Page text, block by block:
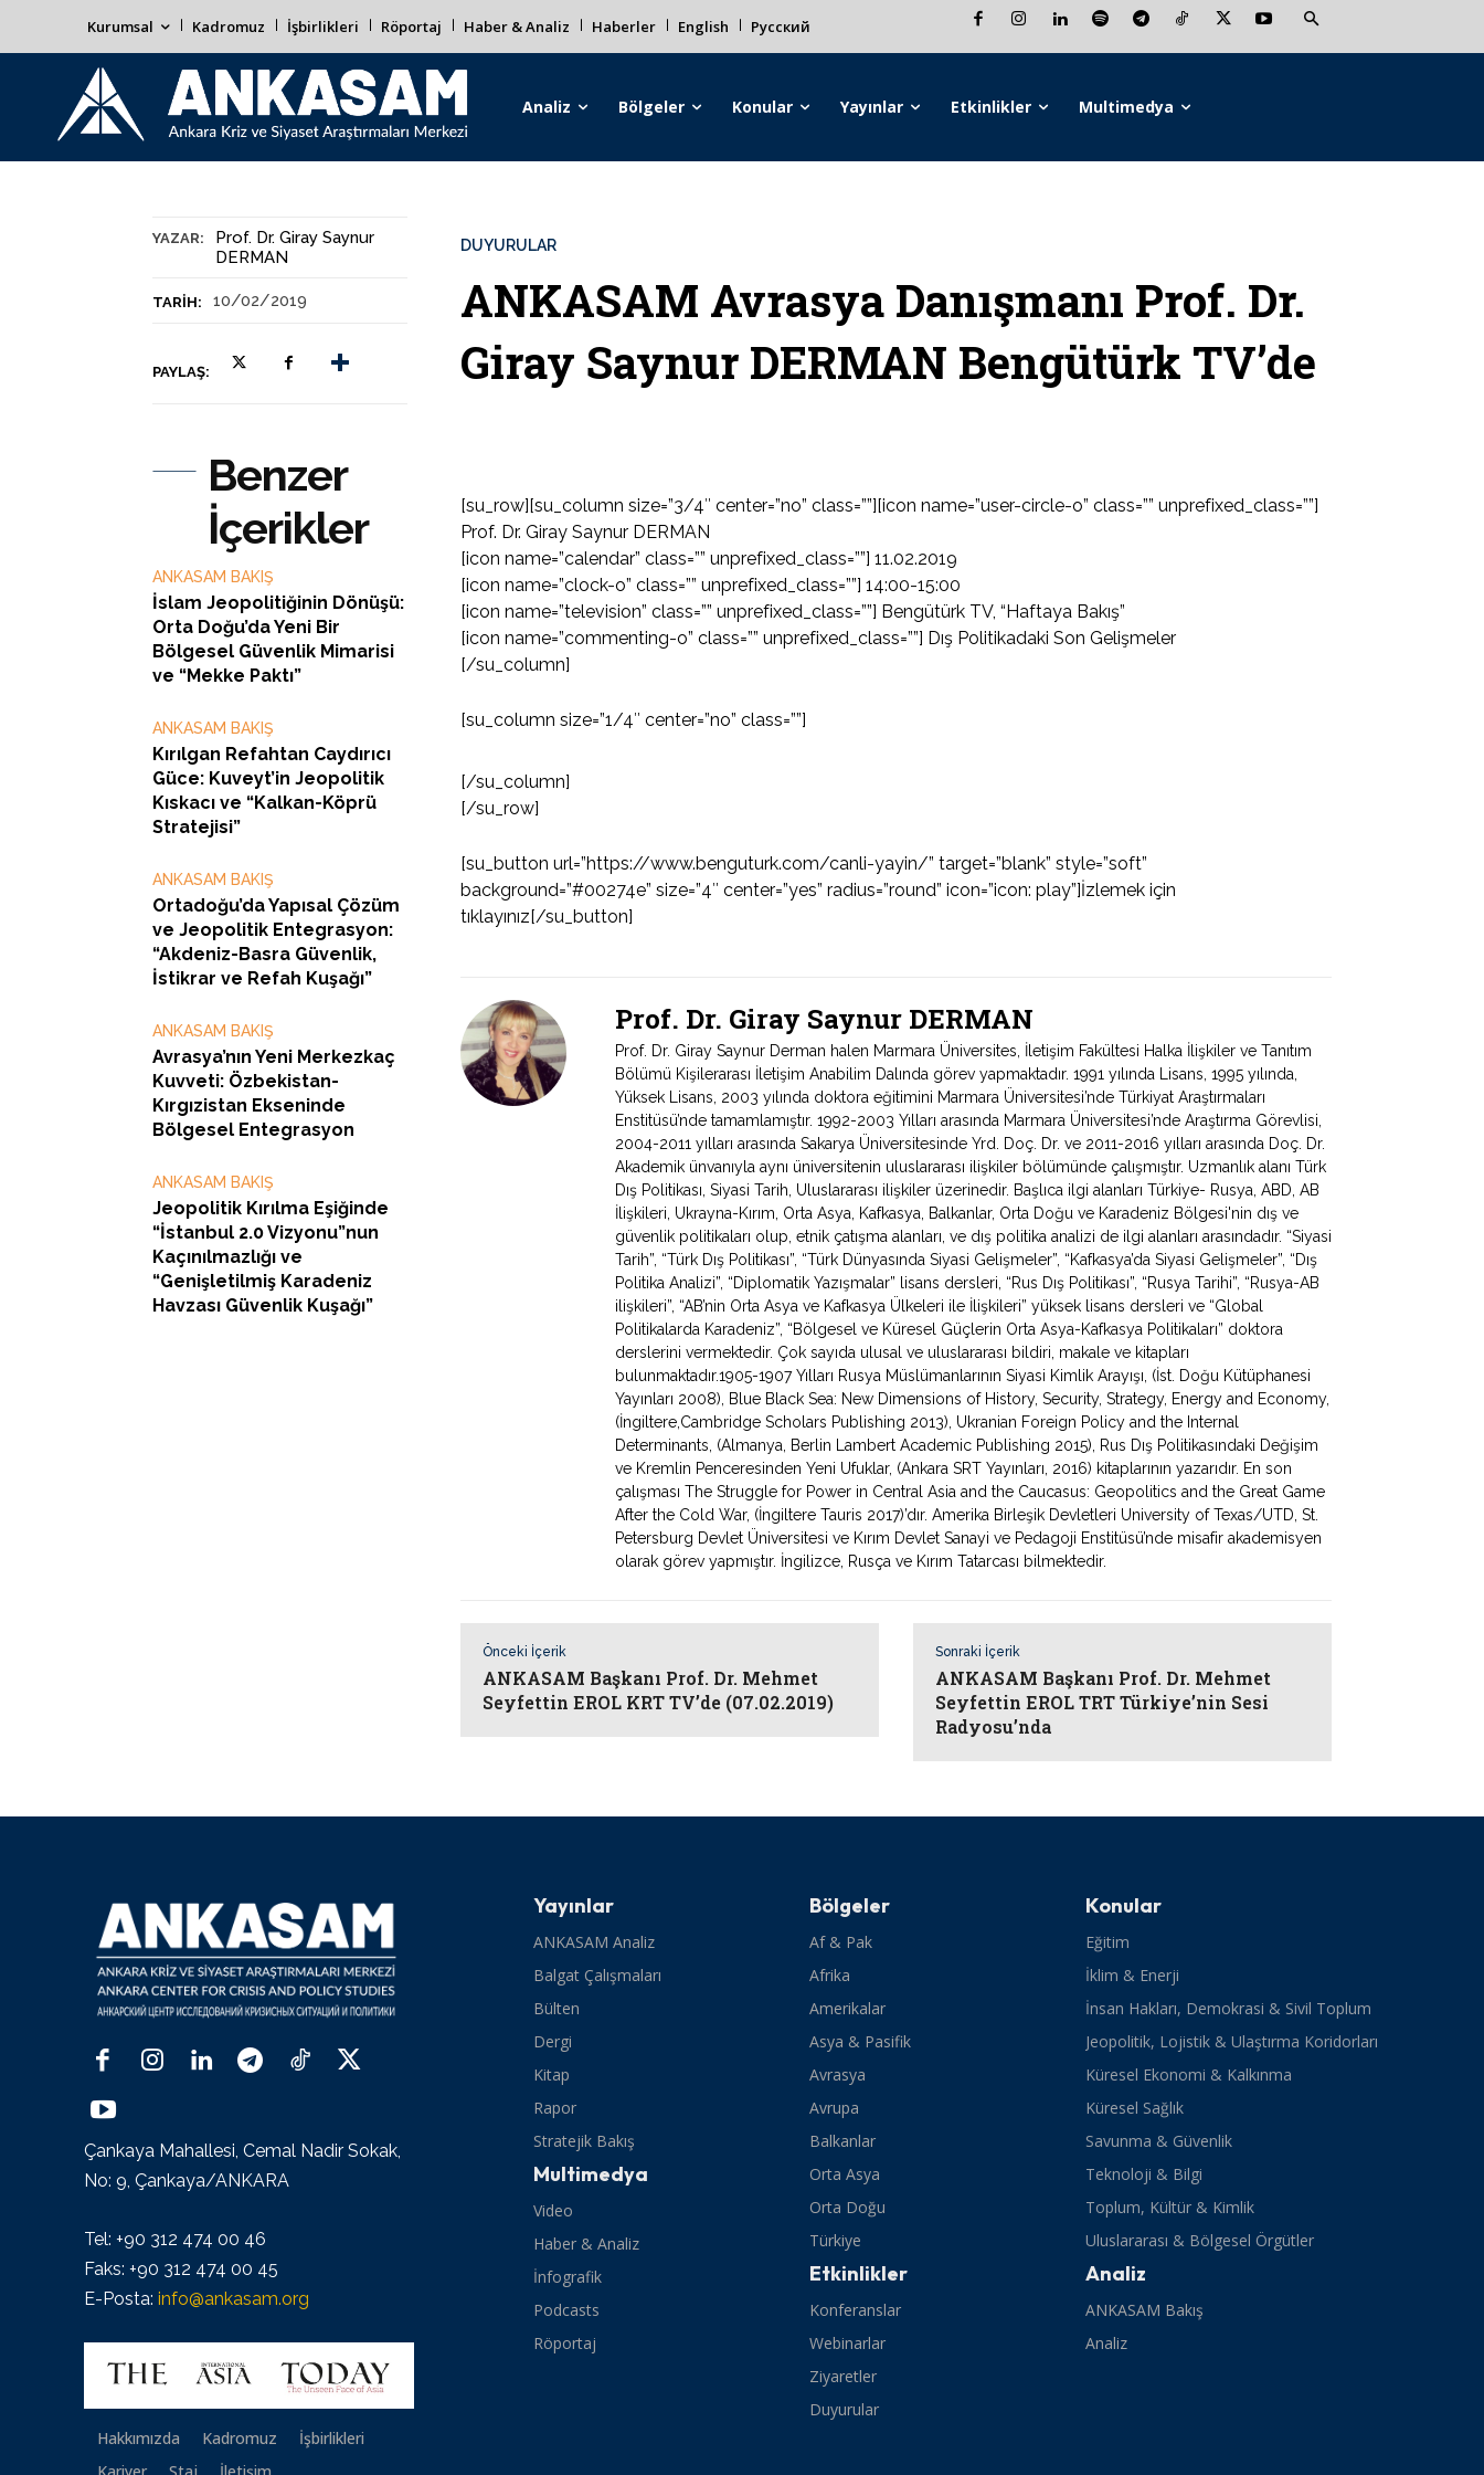
Kurumsal Kadromuz İşbirlikleri Röportaj Haber & Analiz Haberler English Русский
Analiz Bölgeler Konular Yayınlar Etkinlikler Multimedya
YAZAR:
Prof. Dr. Giray Saynur
DERMAN
TARIH: 10/02/2019
PAYLAŞ:
DUYURULAR
ANKASAM Avrasya Danışmanı Prof. Dr.
Giray Saynur DERMAN Bengütürk TV’de
Benzer
İçerikler
ANKASAM BAKIŞ
İslam Jeopolitiğinin Dönüşü:
Orta Doğu’da Yeni Bir
Bölgesel Güvenlik Mimarisi
ve “Mekke Paktı”
ANKASAM BAKIŞ
Kırılgan Refahtan Caydırıcı
Güce: Kuveyt’in Jeopolitik
Kıskacı ve “Kalkan-Köprü
Stratejisi”
ANKASAM BAKIŞ
Ortadoğu’da Yapısal Çözüm
ve Jeopolitik Entegrasyon:
“Akdeniz-Basra Güvenlik,
İstikrar ve Refah Kuşağı”
ANKASAM BAKIŞ
Avrasya’nın Yeni Merkezkaç
Kuvveti: Özbekistan-
Kırgızistan Ekseninde
Bölgesel Entegrasyon
ANKASAM BAKIŞ
Jeopolitik Kırılma Eşiğinde
“İstanbul 2.0 Vizyonu”nun
Kaçınılmazlığı ve
“Genişletilmiş Karadeniz
Havzası Güvenlik Kuşağı”
[su_row][su_column size=”3/4″ center=”no” class=””][icon name=”user-circle-o” class=”” unprefixed_class=””]
Prof. Dr. Giray Saynur DERMAN
[icon name=”calendar” class=”” unprefixed_class=””] 11.02.2019
[icon name=”clock-o” class=”” unprefixed_class=””] 14:00-15:00
[icon name=”television” class=”” unprefixed_class=””] Bengütürk TV, “Haftaya Bakış”
[icon name=”commenting-o” class=”” unprefixed_class=””] Dış Politikadaki Son Gelişmeler
[/su_column]
[su_column size=”1/4″ center=”no” class=””]
[/su_column]
[/su_row]
[su_button url=”https://www.benguturk.com/canli-yayin/” target=”blank” style=”soft”
background=”#00274e” size=”4″ center=”yes” radius=”round” icon=”icon: play”]İzlemek için
tıklayınız[/su_button]
Prof. Dr. Giray Saynur DERMAN
Prof. Dr. Giray Saynur Derman halen Marmara Üniversites, İletişim Fakültesi Halka İlişkiler ve Tanıtım
Bölümü Kişilerarası İletişim Anabilim Dalında görev yapmaktadır. 1991 yılında Lisans, 1995 yılında,
Yüksek Lisans, 2003 yılında doktora eğitimini Marmara Üniversitesi’nde Türkiyat Araştırmaları
Enstitüsü’nde tamamlamıştır. 1992-2003 Yılları arasında Marmara Üniversitesi’nde Araştırma Görevlisi,
2004-2011 yılları arasında Sakarya Üniversitesinde Yrd. Doç. Dr. ve 2011-2016 yılları arasında Doç. Dr.
Akademik ünvanıyla aynı üniversitenin uluslararası ilişkiler bölümünde çalışmıştır. Uzmanlık alanı Türk
Dış Politikası, Siyasi Tarih, Uluslararası ilişkiler üzerinedir. Başlıca ilgi alanları Türkiye- Rusya, ABD, AB
İlişkileri, Ukrayna-Kırım, Orta Asya, Kafkasya, Balkanlar, Orta Doğu ve Karadeniz Bölgesi'nin dış ve
güvenlik politikaları olup, etnik çatışma alanları, ve dış politika analizi de ilgi alanları arasındadır. “Siyasi
Tarih”, “Türk Dış Politikası”, “Türk Dünyasında Siyasi Gelişmeler”, “Kafkasya’da Siyasi Gelişmeler”, “Dış
Politika Analizi”, “Diplomatik Yazışmalar” lisans dersleri, “Rus Dış Politikası”, “Rusya Tarihi”, “Rusya-AB
ilişkileri”, “AB’nin Orta Asya ve Kafkasya Ülkeleri ile İlişkileri” yüksek lisans dersleri ve “Global
Politikalarda Karadeniz”, “Bölgesel ve Küresel Güçlerin Orta Asya-Kafkasya Politikaları” doktora
derslerini vermektedir. Çok sayıda ulusal ve uluslararası bildiri, makale ve kitapları
bulunmaktadır.1905-1907 Yılları Rusya Müslümanlarının Siyasi Kimlik Arayışı, (İst. Doğu Kütüphanesi
Yayınları 2008), Blue Black Sea: New Dimensions of History, Security, Strategy, Energy and Economy,
(İngiltere,Cambridge Scholars Publishing 2013), Ukranian Foreign Policy and the Internal
Determinants, (Almanya, Berlin Lambert Academic Publishing 2015), Rus Dış Politikasındaki Değişim
ve Kremlin Penceresinden Yeni Ufuklar, (Ankara SRT Yayınları, 2016) kitaplarının yazarıdır. En son
çalışması The Struggle for Power in Central Asia and the Caucasus: Geopolitics and the Great Game
After the Cold War, (İngiltere Tauris 2017)’dır. Amerika Birleşik Devletleri University of Texas/UTD, St.
Petersburg Devlet Üniversitesi ve Kırım Devlet Sanayi ve Pedagoji Enstitüsü’nde misafir akademisyen
olarak görev yapmıştır. İngilizce, Rusça ve Kırım Tatarcası bilmektedir.
Önceki İçerik
ANKASAM Başkanı Prof. Dr. Mehmet
Seyfettin EROL KRT TV’de (07.02.2019)
Sonraki İçerik
ANKASAM Başkanı Prof. Dr. Mehmet
Seyfettin EROL TRT Türkiye’nin Sesi
Radyosu’nda
Çankaya Mahallesi, Cemal Nadir Sokak,
No: 9, Çankaya/ANKARA
Tel: +90 312 474 00 46
Faks: +90 312 474 00 45
E-Posta: info@ankasam.org
Hakkımızda Kadromuz
İşbirlikleri
Yayınlar
ANKASAM Analiz
Balgat Çalışmaları
Bülten
Dergi
Kitap
Rapor
Stratejik Bakış
Multimedya
Video
Haber & Analiz
İnfografik
Podcasts
Röportaj
Bölgeler
Af & Pak
Afrika
Amerikalar
Asya & Pasifik
Avrasya
Avrupa
Balkanlar
Orta Asya
Orta Doğu
Türkiye
Etkinlikler
Konferanslar
Webinarlar
Ziyaretler
Duyurular
Konular
Eğitim
İklim & Enerji
İnsan Hakları, Demokrasi & Sivil Toplum
Jeopolitik, Lojistik & Ulaştırma Koridorları
Küresel Ekonomi & Kalkınma
Küresel Sağlık
Savunma & Güvenlik
Teknoloji & Bilgi
Toplum, Kültür & Kimlik
Uluslararası & Bölgesel Örgütler
Analiz
ANKASAM Bakış
Analiz